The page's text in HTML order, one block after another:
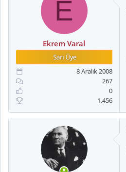
E
Ekrem Varal
8 Aralık 2008
267
0
1.456